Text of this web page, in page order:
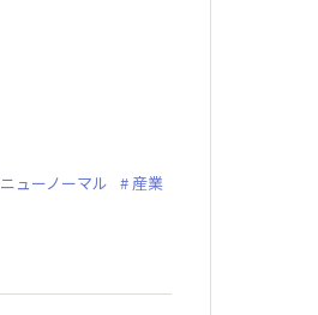
ニューノーマル
産業